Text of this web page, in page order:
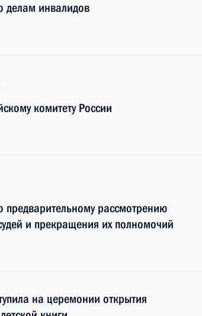
делам инвалидов
комитету России
предварительному рассмотрению
и прекращения их полномочий
на церемонии открытия